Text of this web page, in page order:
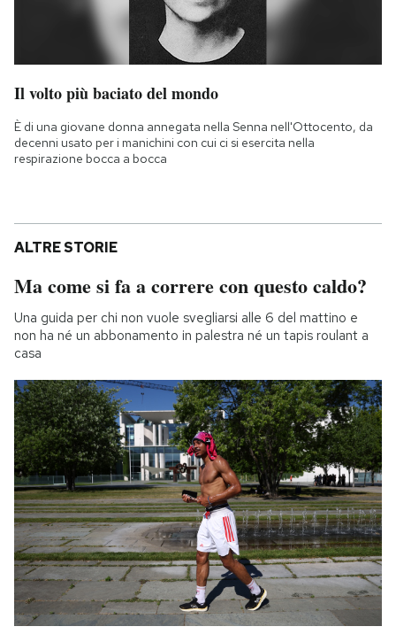
Il volto più baciato del mondo
È di una giovane donna annegata nella Senna nell'Ottocento, da
decenni usato per i manichini con cui ci si esercita nella
respirazione bocca a bocca
ALTRE STORIE
Ma come si fa a correre con questo caldo?
Una guida per chi non vuole svegliarsi alle 6 del mattino e
non ha né un abbonamento in palestra né un tapis roulant a
casa